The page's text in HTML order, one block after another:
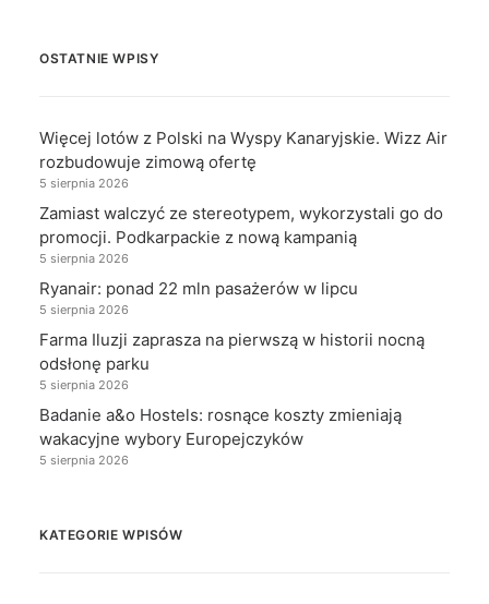
OSTATNIE WPISY
Więcej lotów z Polski na Wyspy Kanaryjskie. Wizz Air
rozbudowuje zimową ofertę
5 sierpnia 2026
Zamiast walczyć ze stereotypem, wykorzystali go do
promocji. Podkarpackie z nową kampanią
5 sierpnia 2026
Ryanair: ponad 22 mln pasażerów w lipcu
5 sierpnia 2026
Farma Iluzji zaprasza na pierwszą w historii nocną
odsłonę parku
5 sierpnia 2026
Badanie a&o Hostels: rosnące koszty zmieniają
wakacyjne wybory Europejczyków
5 sierpnia 2026
KATEGORIE WPISÓW